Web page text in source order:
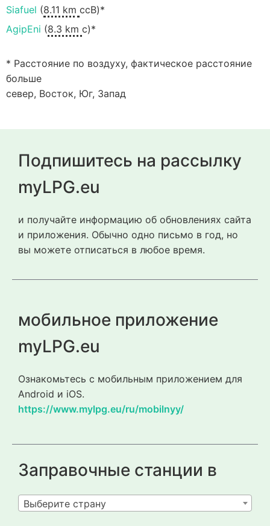
Siafuel (8.11 km ссВ)*
AgipEni (8.3 km с)*
* Расстояние по воздуху, фактическое расстояние
больше
север, Восток, Юг, Запад
Подпишитесь на рассылку
myLPG.eu
и получайте информацию об обновлениях сайта
и приложения. Обычно одно письмо в год, но
вы можете отписаться в любое время.
мобильное приложение
myLPG.eu
Ознакомьтесь с мобильным приложением для
Android и iOS.
https://www.mylpg.eu/ru/mobilnyy/
Заправочные станции в
Выберите страну